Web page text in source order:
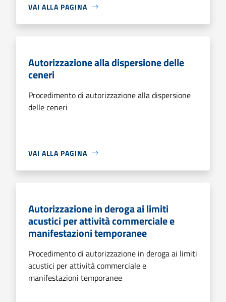
VAI ALLA PAGINA
Autorizzazione alla dispersione delle
ceneri
Procedimento di autorizzazione alla dispersione
delle ceneri
VAI ALLA PAGINA
Autorizzazione in deroga ai limiti
acustici per attività commerciale e
manifestazioni temporanee
Procedimento di autorizzazione in deroga ai limiti
acustici per attività commerciale e
manifestazioni temporanee